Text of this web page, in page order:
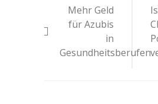
Mehr Geld
für Azubis
in
Gesundheitsberufen